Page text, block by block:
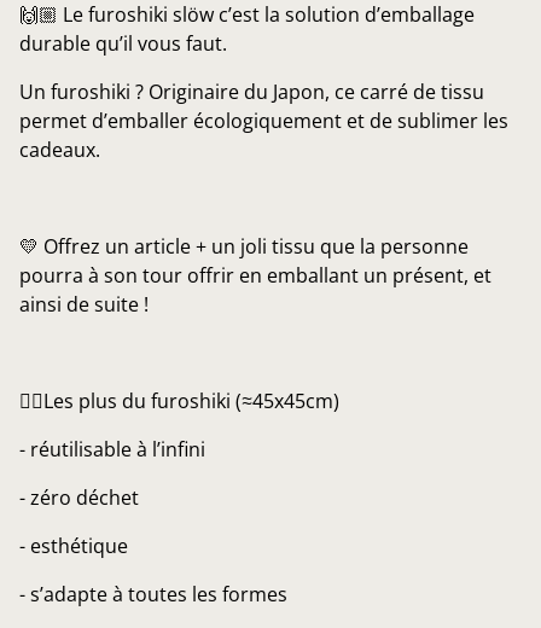
🙌🏼 Le furoshiki slöw c’est la solution d’emballage
durable qu’il vous faut.
Un furoshiki ? Originaire du Japon, ce carré de tissu
permet d’emballer écologiquement et de sublimer les
cadeaux.
💛 Offrez un article + un joli tissu que la personne
pourra à son tour offrir en emballant un présent, et
ainsi de suite !
👌🏼Les plus du furoshiki (≈45x45cm)
- réutilisable à l’infini
- zéro déchet
- esthétique
- s’adapte à toutes les formes